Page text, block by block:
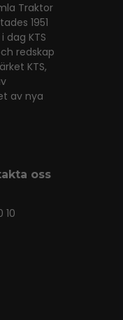
Traktor
1951
dag KTS
redskap
KTS,
av nya
oss
10